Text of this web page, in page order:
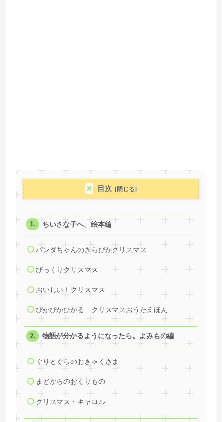
目次
ちいさな子へ。絵本編
パンダちゃんのきらぴかクリスマス
びっくりクリスマス
おいしい！クリスマス
ぴかぴかひかる クリスマスおうたえほん
物語が分かるようになったら。よみもの編
ぐりとぐらのおきゃくさま
まどからのおくりもの
クリスマス・キャロル